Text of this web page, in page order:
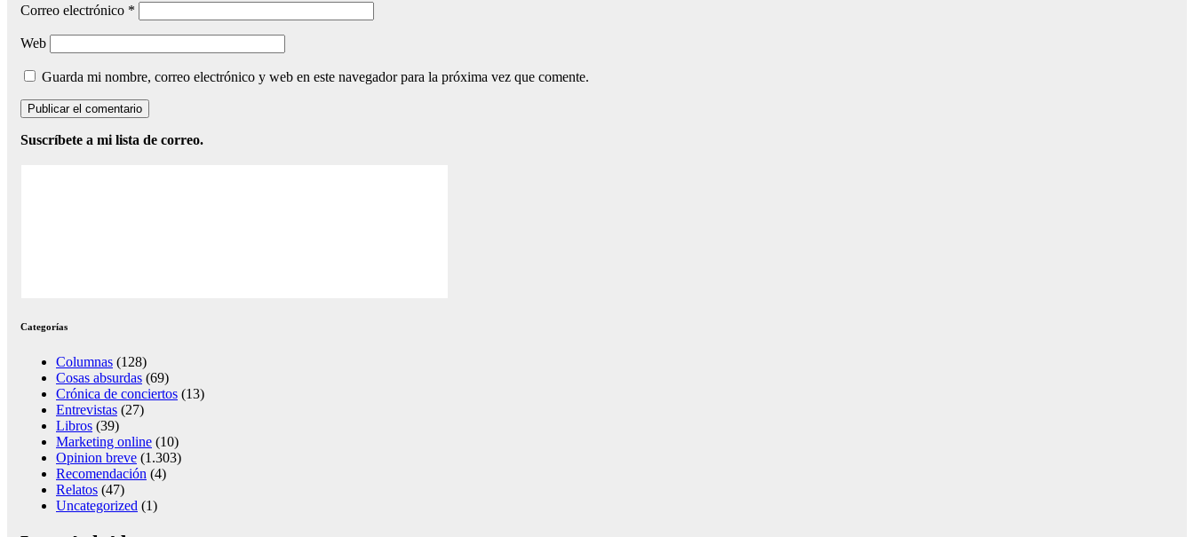
Correo electrónico *
Web
Guarda mi nombre, correo electrónico y web en este navegador para la próxima vez que comente.
Suscríbete a mi lista de correo.
Categorías
Columnas (128)
Cosas absurdas (69)
Crónica de conciertos (13)
Entrevistas (27)
Libros (39)
Marketing online (10)
Opinion breve (1.303)
Recomendación (4)
Relatos (47)
Uncategorized (1)